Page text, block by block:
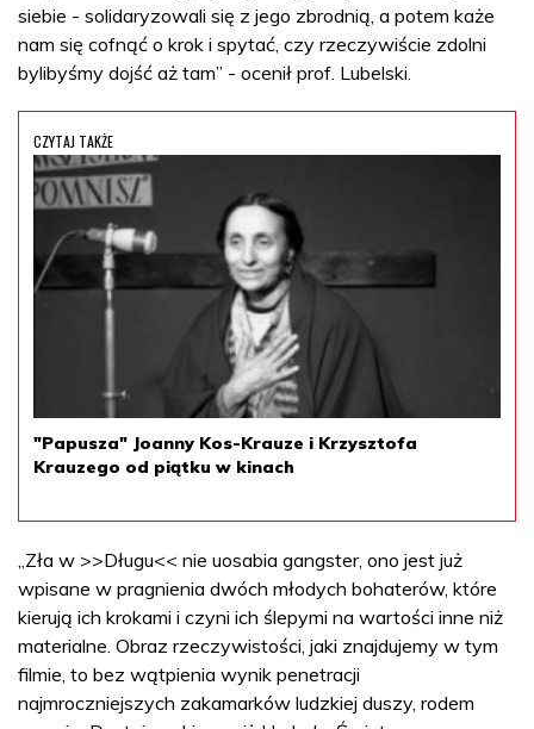
siebie - solidaryzowali się z jego zbrodnią, a potem każe
nam się cofnąć o krok i spytać, czy rzeczywiście zdolni
bylibyśmy dojść aż tam” - ocenił prof. Lubelski.
CZYTAJ TAKŻE
"Papusza" Joanny Kos-Krauze i Krzysztofa
Krauzego od piątku w kinach
„Zła w >>Długu<< nie uosabia gangster, ono jest już
wpisane w pragnienia dwóch młodych bohaterów, które
kierują ich krokami i czyni ich ślepymi na wartości inne niż
materialne. Obraz rzeczywistości, jaki znajdujemy w tym
filmie, to bez wątpienia wynik penetracji
najmroczniejszych zakamarków ludzkiej duszy, rodem